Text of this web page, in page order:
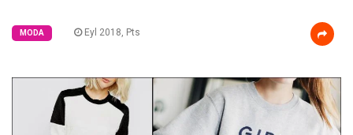
MODA Eyl 2018, Pts